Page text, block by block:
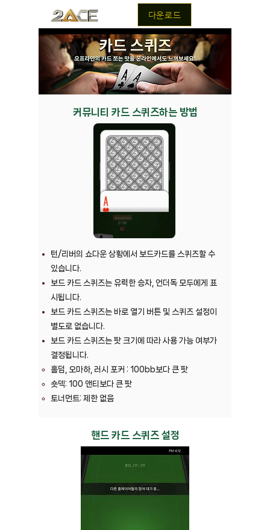
다운로드
커뮤니티 카드 스퀴즈하는 방법
턴/리버의 쇼다운 상황에서 보드카드를 스퀴즈할 수
있습니다.
보드 카드 스퀴즈는 유력한 승자, 언더독 모두에게 표
시됩니다.
보드 카드 스퀴즈는 바로 열기 버튼 및 스퀴즈 설정이
별도로 없습니다.
보드 카드 스퀴즈는 팟 크기에 따라 사용 가능 여부가
결정됩니다.
홀덤, 오마하, 러시 포커 : 100bb보다 큰 팟
숏덱: 100 앤티보다 큰 팟
토너먼트: 제한 없음
핸드 카드 스퀴즈 설정